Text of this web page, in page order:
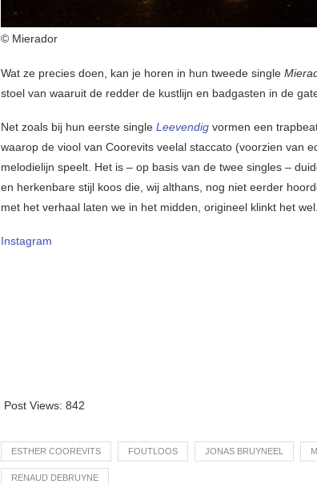
© Mierador
Wat ze precies doen, kan je horen in hun tweede single
stoel van waaruit de redder de kustlijn en badgasten in de
Net zoals bij hun eerste single Leevendig vormen een
waarop de viool van Coorevits veelal staccato (voorzien van
melodielijn speelt. Het is – op basis van de twee singles –
en herkenbare stijl koos die, wij althans, nog niet eerder
met het verhaal laten we in het midden, origineel klinkt het wel.
Instagram
Post Views: 842
ESTHER COOREVITS FOUTLOOS JONAS BRUYNEEL
RENAUD DEBRUYNE